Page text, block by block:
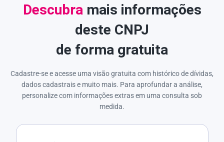
Descubra mais informações
deste CNPJ
de forma gratuita
Cadastre-se e acesse uma visão gratuita com histórico de dívidas,
dados cadastrais e muito mais. Para aprofundar a análise,
personalize com informações extras em uma consulta sob
medida.